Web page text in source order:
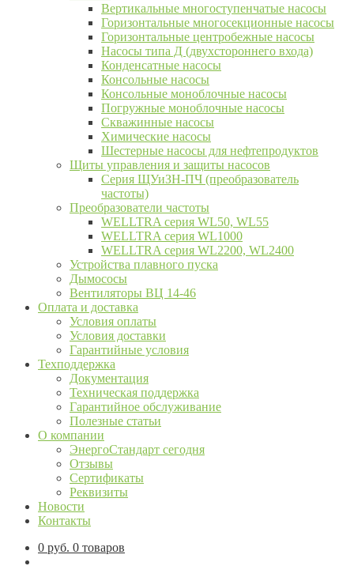
Вертикальные многоступенчатые насосы
Горизонтальные многосекционные насосы
Горизонтальные центробежные насосы
Насосы типа Д (двухстороннего входа)
Конденсатные насосы
Консольные насосы
Консольные моноблочные насосы
Погружные моноблочные насосы
Скважинные насосы
Химические насосы
Шестерные насосы для нефтепродуктов
Щиты управления и защиты насосов
Серия ЩУиЗН-ПЧ (преобразователь
частоты)
Преобразователи частоты
WELLTRA cерия WL50, WL55
WELLTRA cерия WL1000
WELLTRA серия WL2200, WL2400
Устройства плавного пуска
Дымососы
Вентиляторы ВЦ 14-46
Оплата и доставка
Условия оплаты
Условия доставки
Гарантийные условия
Техподдержка
Документация
Техническая поддержка
Гарантийное обслуживание
Полезные статьи
О компании
ЭнергоСтандарт сегодня
Отзывы
Сертификаты
Реквизиты
Новости
Контакты
0 руб. 0 товаров